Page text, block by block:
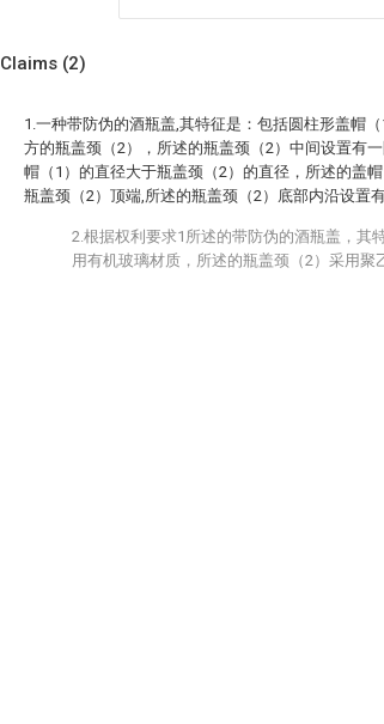
Claims (2)
1.一种带防伪的酒瓶盖,其特征是：包括圆柱形盖帽
方的瓶盖颈（2），所述的瓶盖颈（2）中间设置有
帽（1）的直径大于瓶盖颈（2）的直径，所述的盖
瓶盖颈（2）顶端,所述的瓶盖颈（2）底部内沿设置
2.根据权利要求1所述的带防伪的酒瓶盖，其
用有机玻璃材质，所述的瓶盖颈（2）采用聚